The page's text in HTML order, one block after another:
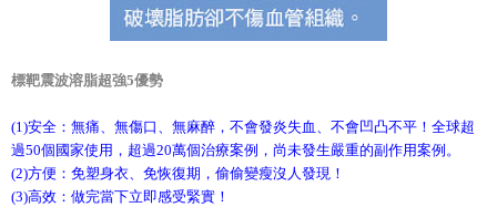
標靶震波溶脂超強5優勢
(1)安全：無痛、無傷口、無麻醉，不會發炎失血、不會凹凸不平！全球超
過50個國家使用，超過20萬個治療案例，尚未發生嚴重的副作用案例。
(2)方便：免塑身衣、免恢復期，偷偷變瘦沒人發現！
(3)高效：做完當下立即感受緊實！